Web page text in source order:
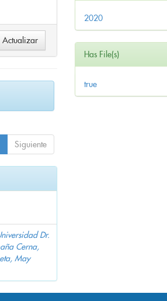
Siguiente
Dr.
Cerna,
May
2020
Has File(s)
true